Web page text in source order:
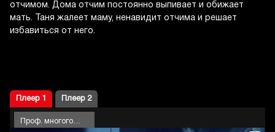
отчимом. Дома отчим постоянно выпивает и обижает
мать. Таня жалеет маму, ненавидит отчима и решает
избавиться от него.
Плеер 1 Плеер 2